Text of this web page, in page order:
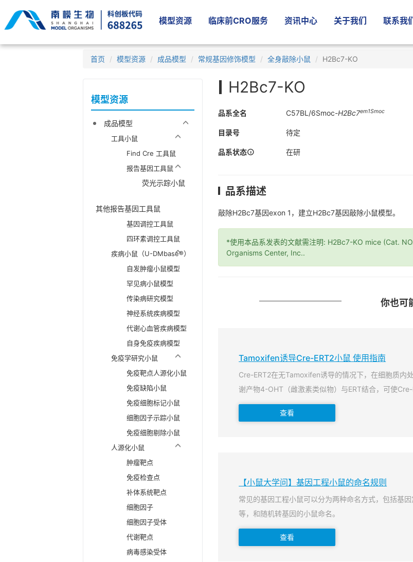
模型资源 临床前CRO服务 资讯中心 关于我们 联系我
首页 模型资源 成品模型 常规基因修饰模型 全身敲除小鼠 H2Bc7-KO
模型资源
成品模型
工具小鼠
Find Cre 工具鼠
报告基因工具鼠
荧光示踪小鼠
其他报告基因工具鼠
基因调控工具鼠
四环素调控工具鼠
疾病小鼠（U-DMbase®）
自发肿瘤小鼠模型
罕见病小鼠模型
传染病研究模型
神经系统疾病模型
代谢心血管疾病模型
自身免疫疾病模型
免疫学研究小鼠
免疫靶点人源化小鼠
免疫缺陷小鼠
免疫细胞标记小鼠
细胞因子示踪小鼠
免疫细胞剔除小鼠
人源化小鼠
肿瘤靶点
免疫检查点
补体系统靶点
细胞因子
细胞因子受体
代谢靶点
病毒感染受体
H2Bc7-KO
品系全名 C57BL/6Smoc-H2Bc7em1Smoc
目录号 待定
品系状态 在研
品系描述
敲除H2Bc7基因exon 1，建立H2Bc7基因敲除小鼠模型。
*使用本品系发表的文献需注明: H2Bc7-KO mice (Cat.
Organisms Center, Inc..
你也可
Tamoxifen诱导Cre-ERT2小鼠 使用指南
Cre-ERT2在无Tamoxifen诱导的情况下，在细胞质
谢产物4-OHT（雌激素类似物）与ERT结合，可使Cre-
查看
【小鼠大学问】基因工程小鼠的命名规则
常见的基因工程小鼠可以分为两种命名方式，包括基
等，和随机转基因的小鼠命名。
查看